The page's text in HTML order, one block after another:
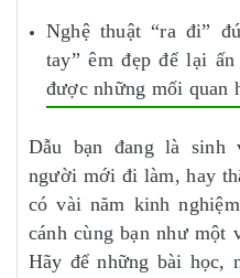
Nghệ thuật “ra đi”
tay” êm đẹp để lại
được những mối quan
Dẫu bạn đang là sinh
người mới đi làm, hay
có vài năm kinh
cánh cùng bạn như một
Hãy để những bài học,